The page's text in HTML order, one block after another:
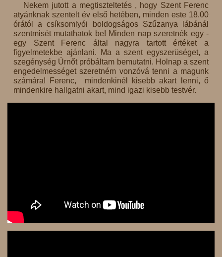
Nekem jutott a megtiszteltetés , hogy Szent Ferenc
atyánknak szentelt év első hetében, minden este 18.00
órától a csíksomlyói boldogságos Szűzanya lábánál
szentmisét mutathatok be! Minden nap szeretnék egy -
egy Szent Ferenc által nagyra tartott értéket a
figyelmetekbe ajánlani. Ma a szent egyszerüséget, a
szegénység Úrnőt próbáltam bemutatni. Holnap a szent
engedelmességet szeretném vonzóvá tenni a magunk
számára! Ferenc, mindenkinél kisebb akart lenni, ő
mindenkire hallgatni akart, mind igazi kisebb testvér.